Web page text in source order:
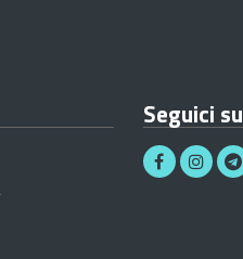
Seguici su